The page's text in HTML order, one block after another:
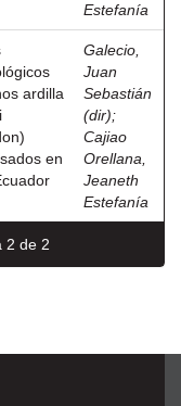
Estefanía
ardilla
en
Galecio,
Juan
Sebastián
(dir);
Cajiao
Orellana,
Jeaneth
Estefanía
2 de 2